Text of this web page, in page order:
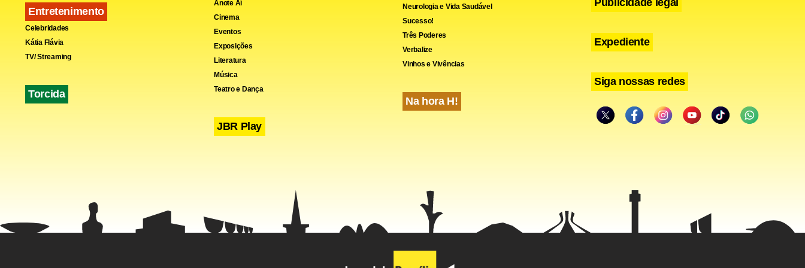
inadimplentes ou com o contrato em desequilíbrio (quando a dívida é maior que o valor
do imóvel) podem procurar a Caixa Econômica Federal (CEF) para regular o
Entretenimento
Celebridades
Kátia Flávia
TV/ Streaming
Torcida
Anote Aí
Cinema
Eventos
Exposições
Literatura
Música
Teatro e Dança
JBR Play
Neurologia e Vida Saudável
Sucesso!
Três Poderes
Verbalize
Vinhos e Vivências
Na hora H!
Expediente
Siga nossas redes